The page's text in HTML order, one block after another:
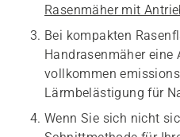
Rasenmäher mit
Bei kompakten
Handrasenmäher eine
vollkommen
Lärmbelästigung für
Wenn Sie sich nicht